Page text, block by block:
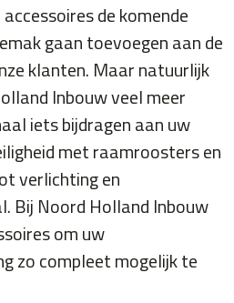
de komende
gaan toevoegen aan de
klanten. Maar natuurlijk
Inbouw veel meer
iets bijdragen aan uw
met raamroosters en
verlichting en
Bij Noord Holland Inbouw
om uw
zo compleet mogelijk te